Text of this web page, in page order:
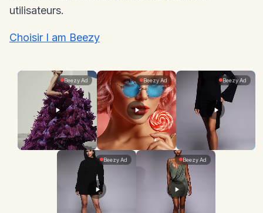
utilisateurs.
Choisir I am Beezy